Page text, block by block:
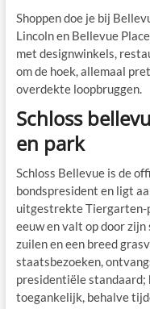
Shoppen doe je bij
Lincoln en Bellevue
met designwinkels,
om de hoek, allemaal
overdekte loopbruggen.
Schloss
en park
Schloss Bellevue is de
bondspresident en ligt
uitgestrekte Tiergarten-
eeuw en valt op door
zuilen en een breed
staatsbezoeken,
presidentiële
toegankelijk, behalve